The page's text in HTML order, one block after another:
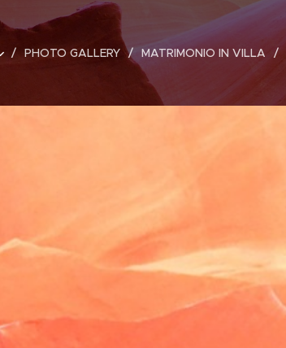
PHOTO GALLERY MATRIMONIO IN VILLA